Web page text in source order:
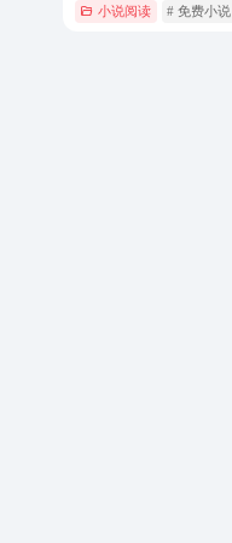
小说阅读 # 免费小说